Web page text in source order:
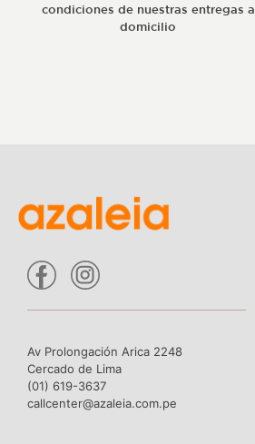
condiciones de nuestras entregas a
domicilio
Av Prolongación Arica 2248
Cercado de Lima
(01) 619-3637
callcenter@azaleia.com.pe